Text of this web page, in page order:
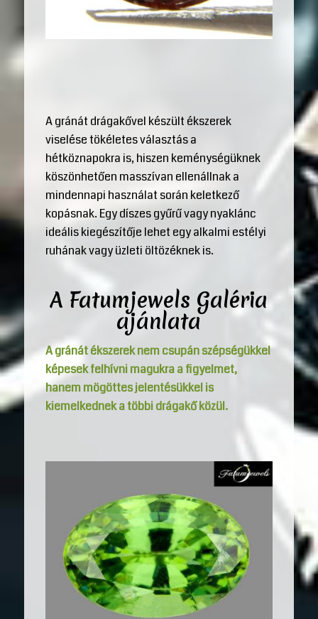
A gránát drágakővel készült ékszerek
viselése tökéletes választás a
hétköznapokra is, hiszen keménységüknek
köszönhetően masszívan ellenállnak a
mindennapi használat során keletkező
kopásnak. Egy díszes gyűrű vagy nyaklánc
ideális kiegészítője lehet egy alkalmi estélyi
ruhának vagy üzleti öltözéknek is.
A Fatumjewels Galéria
ajánlata
A gránát ékszerek nem csupán szépségükkel
képesek felhívni magukra a figyelmet,
hanem mögöttes jelentésükkel is
kiemelkednek a többi drágakő közül.